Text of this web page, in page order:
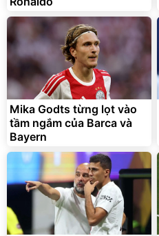
Bạt phủ xe ô tô cao cấp,
tráng nhôm 03 lớp
392.000đ
325.000đ
Đã bán nhiều
Mika Godts từng lọt vào
tầm ngắm của Barca và
Bayern